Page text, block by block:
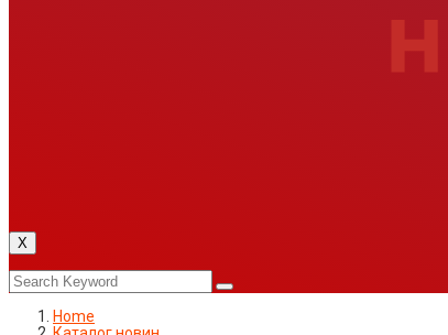
X
Home